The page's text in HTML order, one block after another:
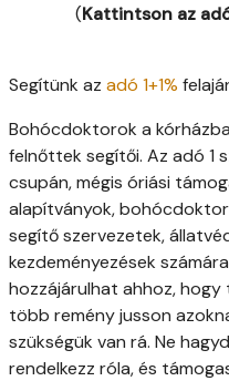
(Kattintson az
Segítünk az adó 1+1%
Bohócdoktorok a
felnőttek segítői. Az adó 1
csupán, mégis óriási
alapítványok,
segítő szervezetek,
kezdeményezések
hozzájárulhat ahhoz,
több remény jusson
szükségük van rá. Ne
rendelkezz róla, és